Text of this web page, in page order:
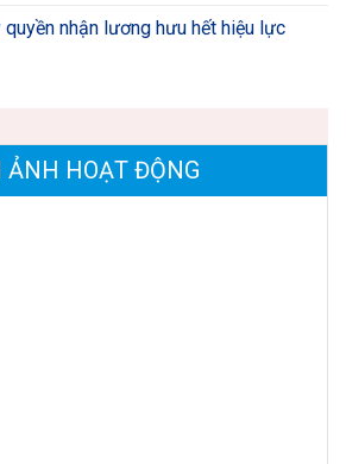
nhận lương hưu hết hiệu lực
ẢNH HOẠT ĐỘNG